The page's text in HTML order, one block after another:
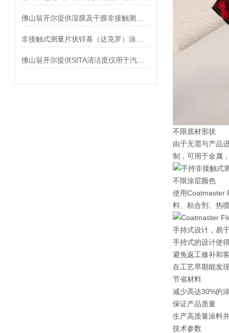
不限底材形状
由于无需与产品
制，可用于金属
不限涂层颜色
使用Coatmaster
料、粘合剂、热
手持式设计，易
手持式的设计使
避免返工修补和
在工艺早期能发
节省材料
减少高达30%的
保证产品质量
生产高质量涂料
技术参数